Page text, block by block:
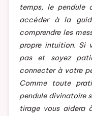
temps, le pendule
accéder à la
comprendre les
propre intuition. Si
pas et soyez
connecter à votre
Comme toute
pendule divinatoire
tirage vous aidera